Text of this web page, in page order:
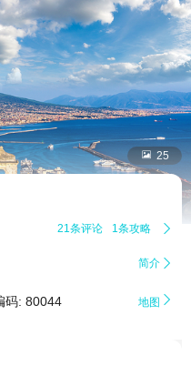
 25
21条评论 1条攻略 
简介 
码: 80044 地图 